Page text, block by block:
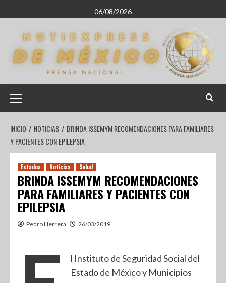
06/08/2026
INICIO NOTICIAS
BRINDA ISSEMYM RECOMENDACIONES PARA FAMILIARES
Y PACIENTES CON EPILEPSIA
Estados Noticias Salud
BRINDA ISSEMYM RECOMENDACIONES
PARA FAMILIARES Y PACIENTES CON
EPILEPSIA
Pedro Herrera 26/03/2019
l Instituto de Seguridad Social del
Estado de México y Municipios